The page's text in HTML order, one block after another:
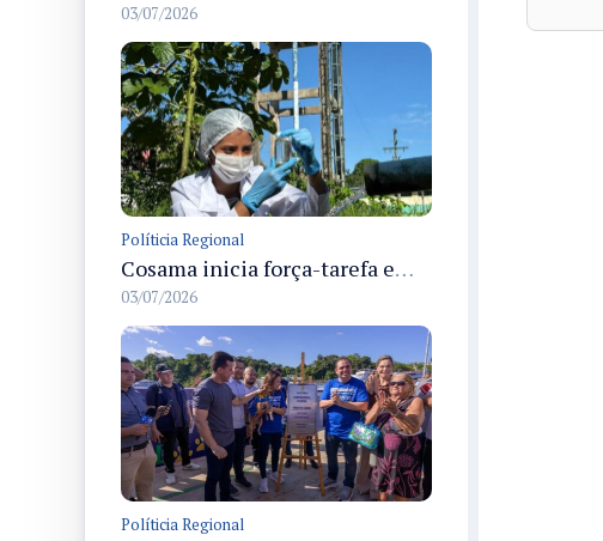
03/07/2026
Políticia Regional
Cosama inicia força-tarefa em Anamã para fortalecer abastecimento de água e segurança hídrica da população
03/07/2026
Políticia Regional